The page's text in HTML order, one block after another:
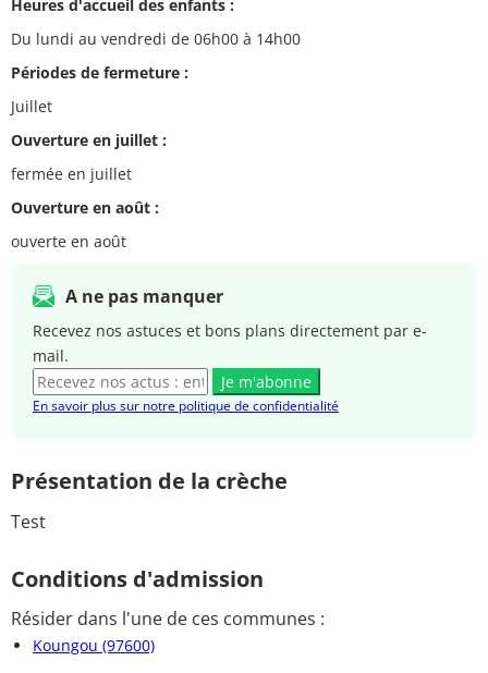
Heures d'accueil des enfants :
Du lundi au vendredi de 06h00 à 14h00
Périodes de fermeture :
Juillet
Ouverture en juillet :
fermée en juillet
Ouverture en août :
ouverte en août
A ne pas manquer
Recevez nos astuces et bons plans directement par e-
mail.
Je m'abonne
En savoir plus sur notre politique de confidentialité
Présentation de la crèche
Test
Conditions d'admission
Résider dans l'une de ces communes :
Koungou (97600)